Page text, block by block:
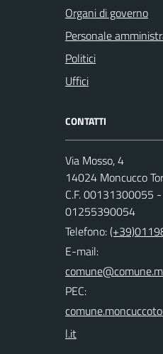
Organi di governo
Personale
Politici
Uffici
CONTATTI
Via Mosso, 4
14024 Moncucco
C.F. 00131300055 -
01255390054
Telefono:
E-mail:
PEC:
l.it